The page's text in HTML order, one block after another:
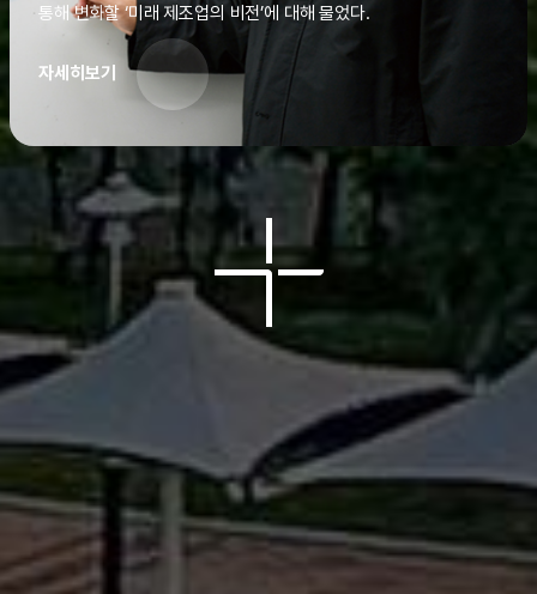
통해 변화할 ‘미래 제조업의 비전’에 대해 물었다.
자세히보기